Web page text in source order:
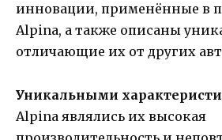
инновации, применённые в
Alpina, а также описаны
отличающие их от других
Уникальными
Alpina являлись их высокая